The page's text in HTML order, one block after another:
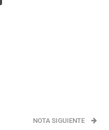
NOTA SIGUIENTE